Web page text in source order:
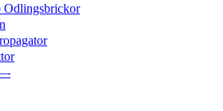
Odlingsbrickor